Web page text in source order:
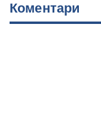
Коментари